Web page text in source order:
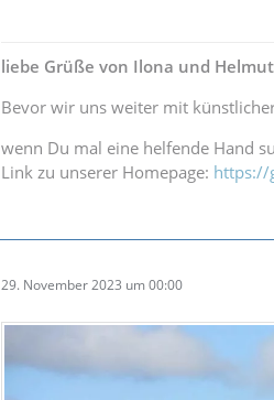
liebe Grüße von Ilona und Helmut
Bevor wir uns weiter mit
wenn Du mal eine helfende Hand
Link zu unserer Homepage: https://
29. November 2023 um 00:00